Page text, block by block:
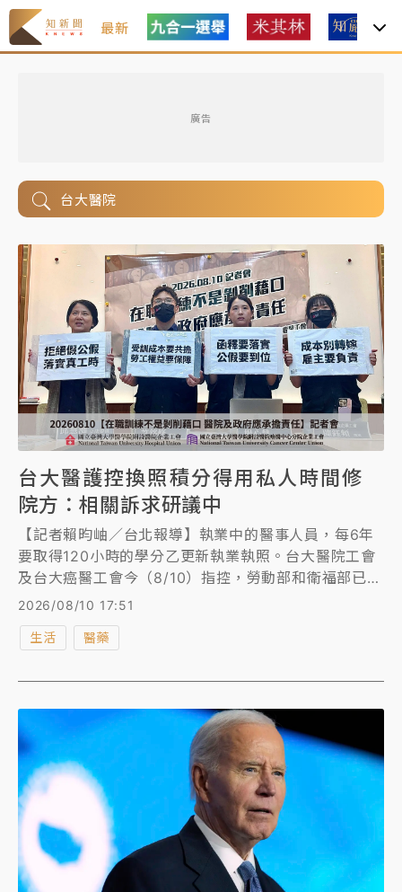
最新
廣告
台大醫院
台大醫護控換照積分得用私人時間修
院方：相關訴求研議中
【記者賴昀岫／台北報導】執業中的醫事人員，每6年
要取得120小時的學分乙更新執業執照。台大醫院工會
及台大癌醫工會今（8/10）指控，勞動部和衛福部已先
後函釋，相關受訓時間應計入工時或給予公假，但實務
絕，導致醫事人員只能利用私人休假時間完成。 衛福
120小時，即使採線上方式，也應給予公假或記錄工
時；台大院方則回應，相關訴求仍在研議中。
2026/08/10 17:51
生活 醫藥